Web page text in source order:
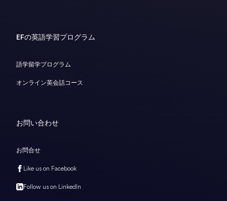
EFの英語学習プログラム
語学留学プログラム
オンライン英会話コース
お問い合わせ
お問合せ
Like us on Facebook
Follow us on LinkedIn